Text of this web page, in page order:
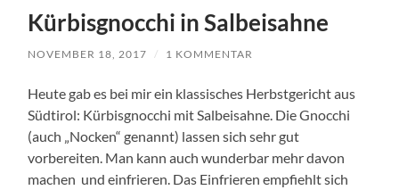
Kürbisgnocchi in Salbeisahne
NOVEMBER 18, 2017 / 1 KOMMENTAR
Heute gab es bei mir ein klassisches Herbstgericht aus
Südtirol: Kürbisgnocchi mit Salbeisahne. Die Gnocchi
(auch „Nocken“ genannt) lassen sich sehr gut
vorbereiten. Man kann auch wunderbar mehr davon
machen und einfrieren. Das Einfrieren empfiehlt sich